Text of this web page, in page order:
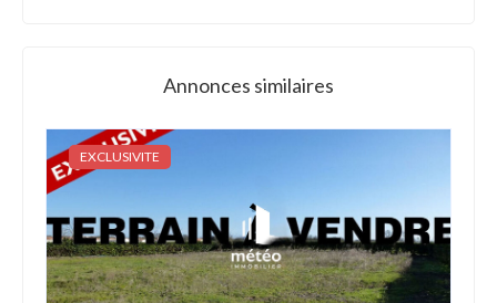
Annonces similaires
EXCLUSIVITE